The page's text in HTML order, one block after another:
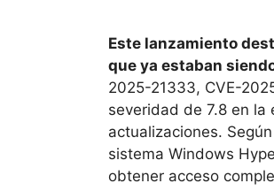
Este lanzamiento
que ya estaban
2025-21333, CVE-
severidad de 7.8 en la
actualizaciones.
sistema Windows
obtener acceso